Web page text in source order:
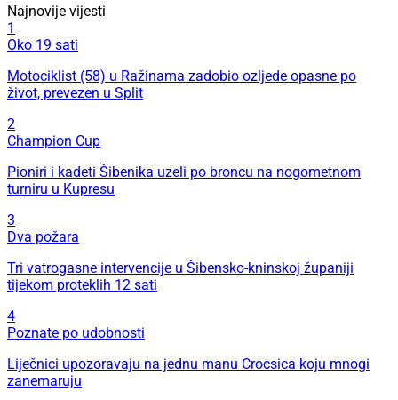
Najnovije vijesti
1
Oko 19 sati
Motociklist (58) u Ražinama zadobio ozljede opasne po
život, prevezen u Split
2
Champion Cup
Pioniri i kadeti Šibenika uzeli po broncu na nogometnom
turniru u Kupresu
3
Dva požara
Tri vatrogasne intervencije u Šibensko-kninskoj županiji
tijekom proteklih 12 sati
4
Poznate po udobnosti
Liječnici upozoravaju na jednu manu Crocsica koju mnogi
zanemaruju